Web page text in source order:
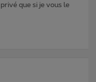
que si je vous le